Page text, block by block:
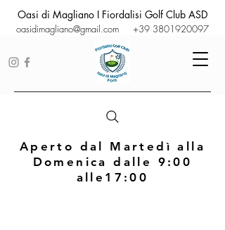
oasidimagliano@gmail.com +39 3801920097
Oasi di Magliano I Fiordalisi Golf Club ASD
Aperto dal Martedì alla
Domenica dalle 9:00
alle17:00